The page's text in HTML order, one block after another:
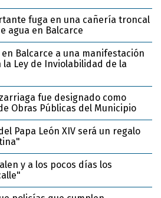
fuga en una cañería troncal
agua en Balcarce
en Balcarce a una manifestación
Ley de Inviolabilidad de la
fue designado como
Obras Públicas del Municipio
Papa León XIV será un regalo
y a los pocos días los